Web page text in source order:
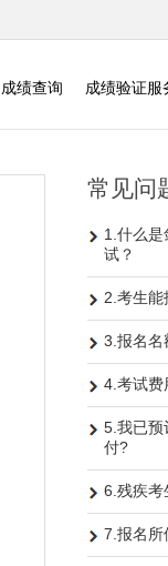
成绩查询 成绩验证服
常见问
1.什么是
试？
2.考生能
3.报名名
4.考试费
5.我已预
付?
6.残疾考
7.报名所